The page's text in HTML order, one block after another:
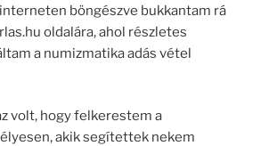
böngészve bukkantam rá
oldalára, ahol részletes
a numizmatika adás vétel
volt, hogy felkerestem a
akik segítettek nekem